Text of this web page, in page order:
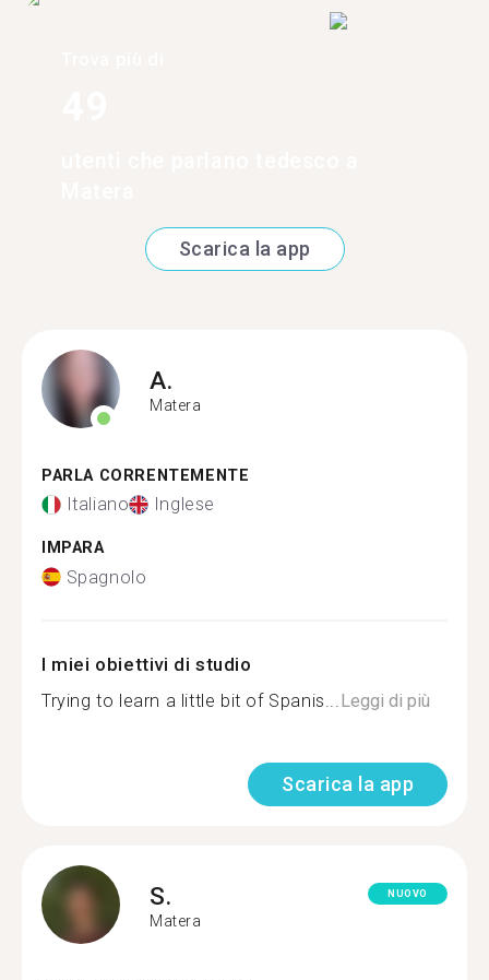
Scarica la app
A.
Matera
PARLA CORRENTEMENTE
Italiano Inglese
IMPARA
Spagnolo
I miei obiettivi di studio
Trying to learn a little bit of Spanis... Leggi di più
Scarica la app
S.
Matera
NUOVO